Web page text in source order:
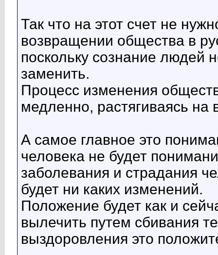
Так что на этот счет не
возвращении общества в
поскольку сознание людей
заменить.
Процесс изменения
медленно, растягиваясь на
А самое главное это
человека не будет
заболевания и страдания
будет ни каких изменений.
Положение будет как и
вылечить путем сбивания
выздоровления это